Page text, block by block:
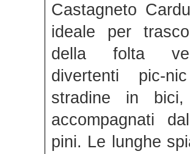
Castagneto
ideale per
della folta
divertenti pic-
stradine in
accompagnati
pini. Le lunghe